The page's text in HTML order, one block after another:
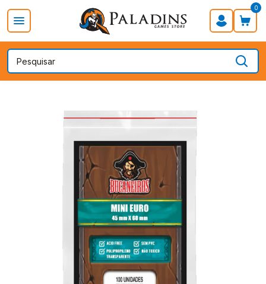
0
PROMOÇÃO DIA DOS PAIS Board Games Card Games